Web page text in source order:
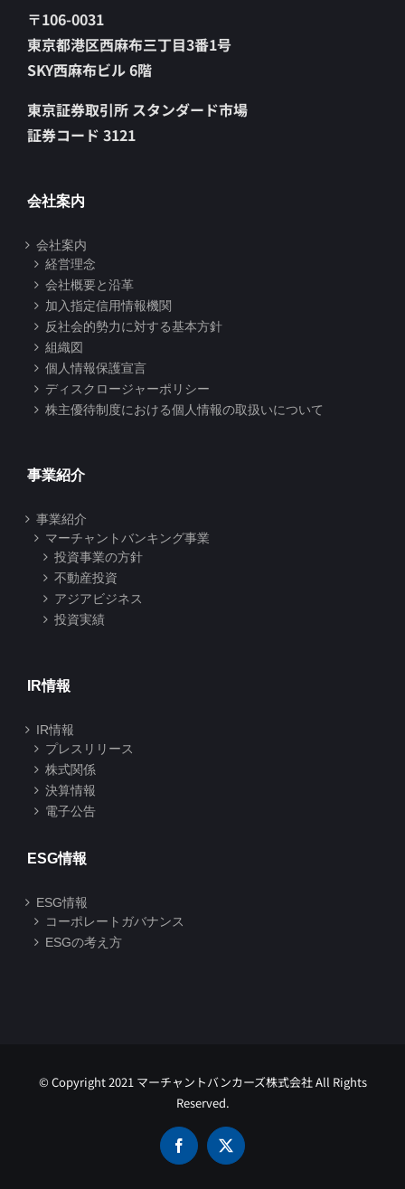
〒106-0031
東京都港区西麻布三丁目3番1号
SKY西麻布ビル 6階
東京証券取引所 スタンダード市場
証券コード 3121
会社案内
会社案内
経営理念
会社概要と沿革
加入指定信用情報機関
反社会的勢力に対する基本方針
組織図
個人情報保護宣言
ディスクロージャーポリシー
株主優待制度における個人情報の取扱いについて
事業紹介
事業紹介
マーチャントバンキング事業
投資事業の方針
不動産投資
アジアビジネス
投資実績
IR情報
IR情報
プレスリリース
株式関係
決算情報
電子公告
ESG情報
ESG情報
コーポレートガバナンス
ESGの考え方
© Copyright 2021 マーチャントバンカーズ株式会社 All Rights
Reserved.
Facebook
X